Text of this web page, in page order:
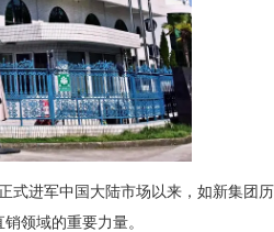
式进军中国大陆市场以来，如新集团历
领域的重要力量。